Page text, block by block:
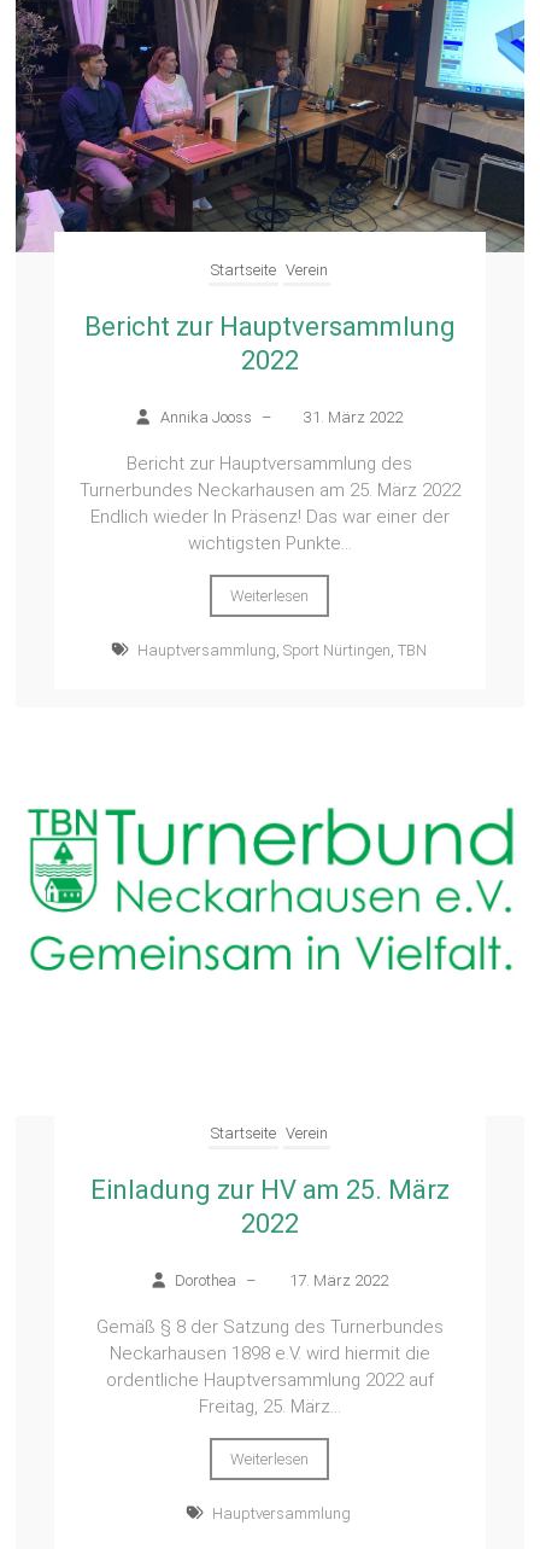
Startseite Verein
Bericht zur Hauptversammlung
2022
Annika Jooss – 31. März 2022
Bericht zur Hauptversammlung des
Turnerbundes Neckarhausen am 25. März 2022
Endlich wieder In Präsenz! Das war einer der
wichtigsten Punkte...
Weiterlesen
Hauptversammlung Sport Nürtingen TBN
Startseite Verein
Einladung zur HV am 25. März
2022
Dorothea – 17. März 2022
Gemäß § 8 der Satzung des Turnerbundes
Neckarhausen 1898 e.V. wird hiermit die
ordentliche Hauptversammlung 2022 auf
Freitag, 25. März...
Weiterlesen
Hauptversammlung